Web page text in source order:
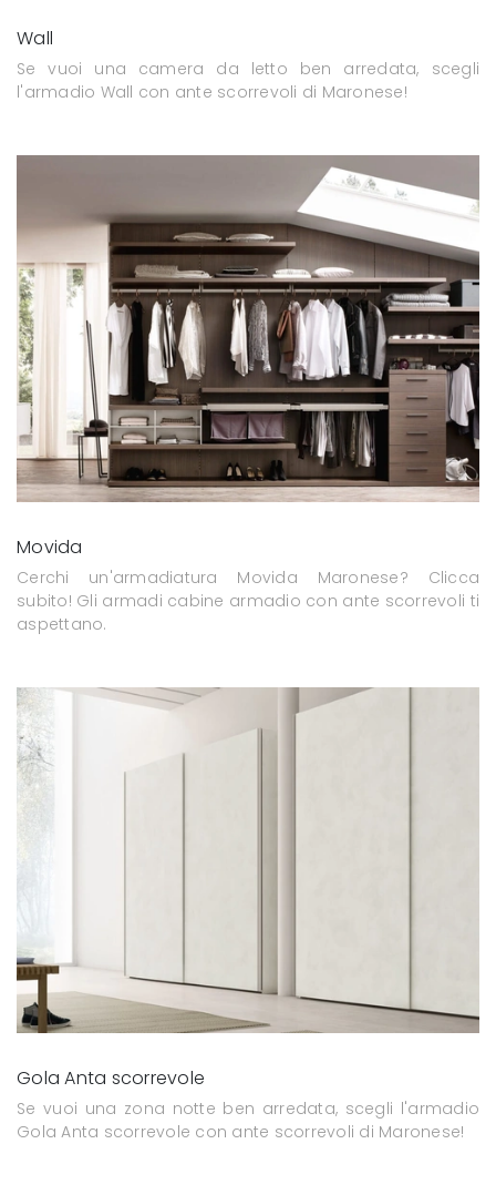
Wall
Se vuoi una camera da letto ben arredata, scegli
l'armadio Wall con ante scorrevoli di Maronese!
Movida
Cerchi un'armadiatura Movida Maronese? Clicca
subito! Gli armadi cabine armadio con ante scorrevoli ti
aspettano.
Gola Anta scorrevole
Se vuoi una zona notte ben arredata, scegli l'armadio
Gola Anta scorrevole con ante scorrevoli di Maronese!